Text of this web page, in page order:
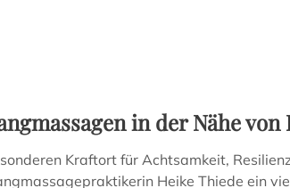
in der Nähe von
Kraftort für Achtsamkeit,
Heike Thiede ein